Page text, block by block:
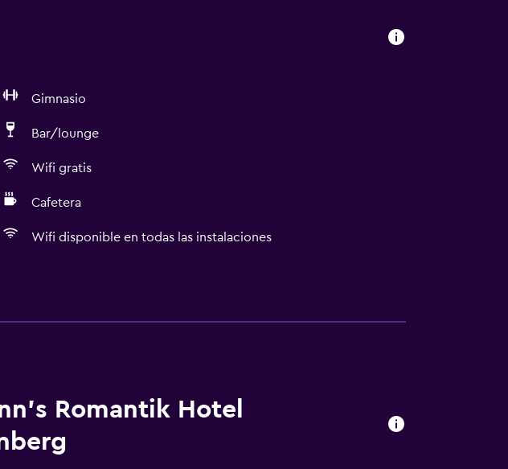
Gimnasio
Bar/lounge
Wifi gratis
Cafetera
Wifi disponible en todas las instalaciones
Minibar
Restaurante
Desayuno en la habitación
Romantik Hotel